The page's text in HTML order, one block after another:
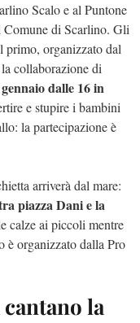
Scalo e al Puntone
Comune di Scarlino. Gli
primo, organizzato dal
collaborazione di
dalle 16 in
e stupire i bambini
la partecipazione è
arriverà dal mare:
piazza Dani e la
calze ai piccoli mentre
è organizzato dalla Pro
la